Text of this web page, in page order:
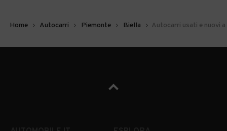
Home Autocarri Piemonte Biella Autocarri usati e nuovi